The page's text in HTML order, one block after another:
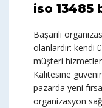
iso 13485
Başarılı
olanlardır: kendi
müşteri
Kalitesine
pazarda yeni
organizasyon